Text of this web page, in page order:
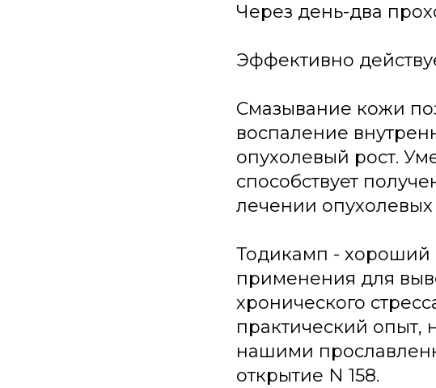
Через день-два
Эффективно
Смазывание кожи
воспаление
опухолевый рост.
способствует
лечении
Тодикамп - хороший
применения для
хронического
практический опыт,
нашими
открытие N 158.